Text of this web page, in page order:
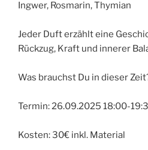
Ingwer, Rosmarin, Thymian
Jeder Duft erzählt eine
Rückzug, Kraft und innerer
Was brauchst Du in dieser
Termin: 26.09.2025 18:00-
Kosten: 30€ inkl. Material